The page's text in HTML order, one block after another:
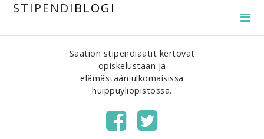
STIPENDI BLOGI
Säätiön stipendiaatit kertovat
opiskelustaan ja
elämästään ulkomaisissa
huippuyliopistossa.